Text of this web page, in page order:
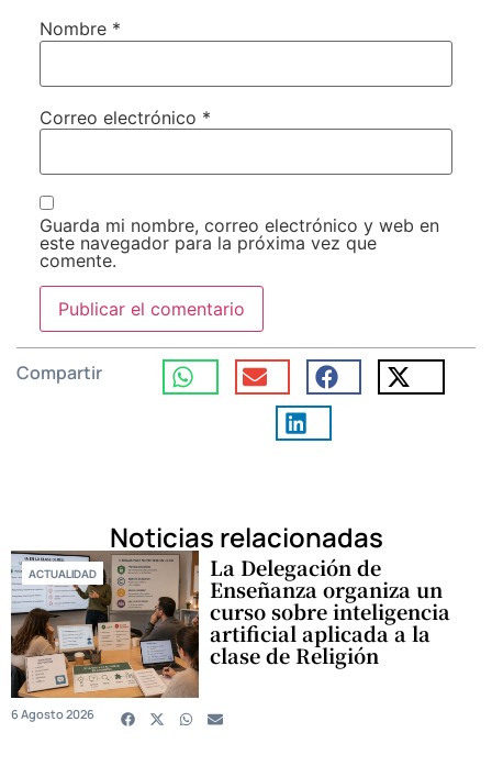
Nombre *
Correo electrónico *
Guarda mi nombre, correo electrónico y web en
este navegador para la próxima vez que
comente.
Compartir
Noticias relacionadas
ACTUALIDAD La Delegación de
Enseñanza organiza un
curso sobre inteligencia
artificial aplicada a la
clase de Religión
6 Agosto 2026